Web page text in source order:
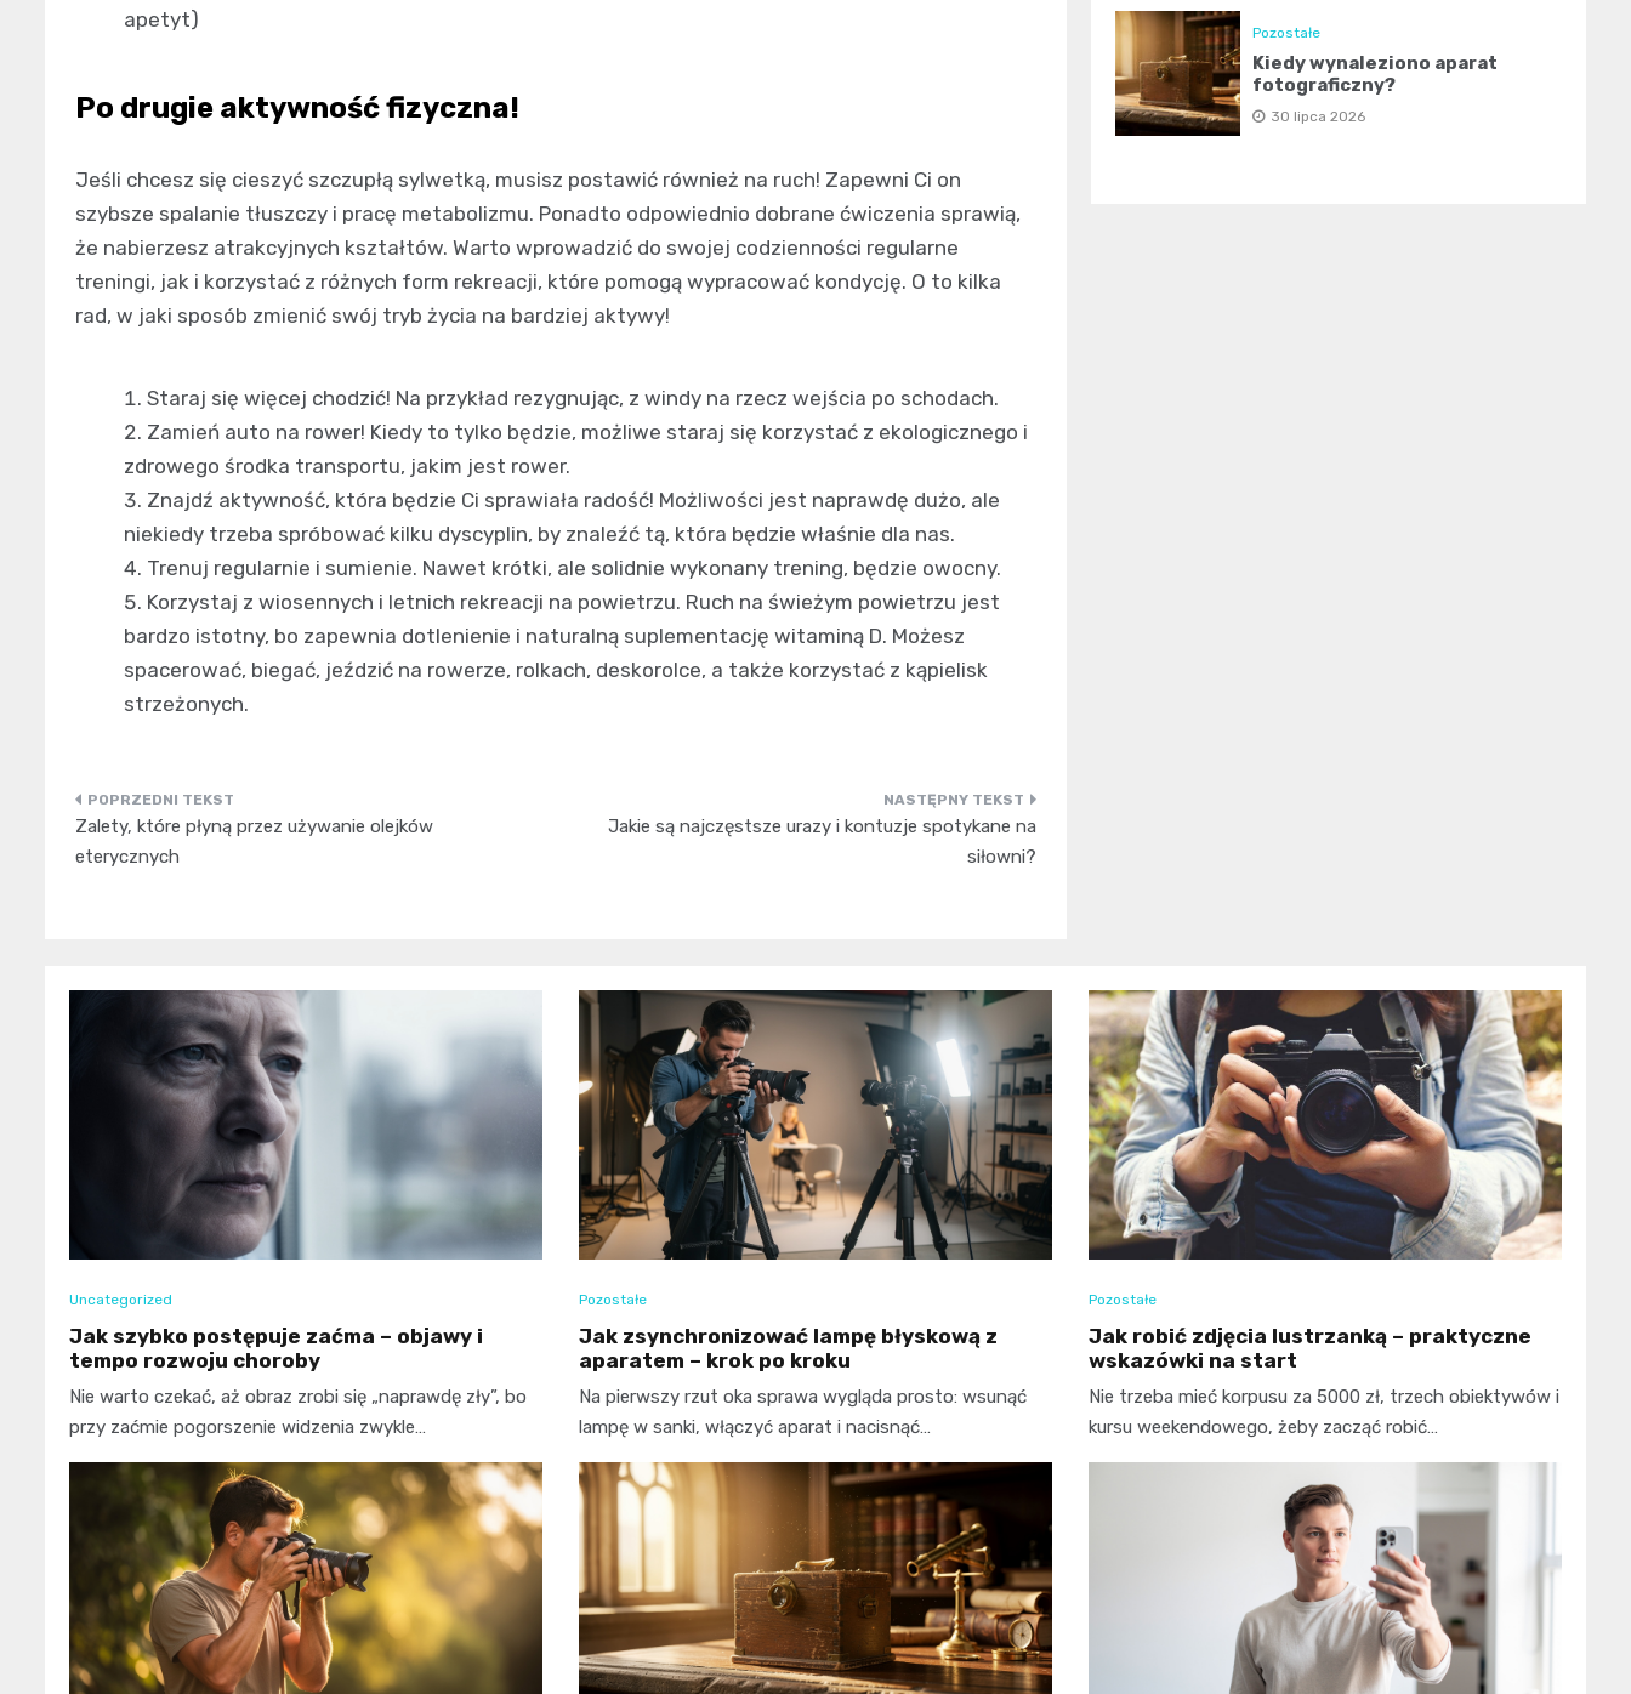
apetyt)
Po drugie aktywność fizyczna!
Jeśli chcesz się cieszyć szczupłą sylwetką, musisz postawić również na ruch! Zapewni Ci on
szybsze spalanie tłuszczy i pracę metabolizmu. Ponadto odpowiednio dobrane ćwiczenia sprawią,
że nabierzesz atrakcyjnych kształtów. Warto wprowadzić do swojej codzienności regularne
treningi, jak i korzystać z różnych form rekreacji, które pomogą wypracować kondycję. O to kilka
rad, w jaki sposób zmienić swój tryb życia na bardziej aktywy!
Staraj się więcej chodzić! Na przykład rezygnując, z windy na rzecz wejścia po schodach.
Zamień auto na rower! Kiedy to tylko będzie, możliwe staraj się korzystać z ekologicznego i
zdrowego środka transportu, jakim jest rower.
Znajdź aktywność, która będzie Ci sprawiała radość! Możliwości jest naprawdę dużo, ale
niekiedy trzeba spróbować kilku dyscyplin, by znaleźć tą, która będzie właśnie dla nas.
Trenuj regularnie i sumienie. Nawet krótki, ale solidnie wykonany trening, będzie owocny.
Korzystaj z wiosennych i letnich rekreacji na powietrzu. Ruch na świeżym powietrzu jest
bardzo istotny, bo zapewnia dotlenienie i naturalną suplementację witaminą D. Możesz
spacerować, biegać, jeździć na rowerze, rolkach, deskorolce, a także korzystać z kąpielisk
strzeżonych.
Nawigacja
wpisu
Zalety, które płyną przez używanie olejków
eterycznych
Jakie są najczęstsze urazy i kontuzje spotykane na
siłowni?
Pozostałe
Kiedy wynaleziono aparat
fotograficzny?
30 lipca 2026
Uncategorized
Jak szybko postępuje zaćma – objawy i
tempo rozwoju choroby
Nie warto czekać, aż obraz zrobi się „naprawdę zły”, bo
przy zaćmie pogorszenie widzenia zwykle…
Pozostałe
Jak zsynchronizować lampę błyskową z
aparatem – krok po kroku
Na pierwszy rzut oka sprawa wygląda prosto: wsunąć
lampę w sanki, włączyć aparat i nacisnąć…
Pozostałe
Jak robić zdjęcia lustrzanką – praktyczne
wskazówki na start
Nie trzeba mieć korpusu za 5000 zł, trzech obiektywów i
kursu weekendowego, żeby zacząć robić…